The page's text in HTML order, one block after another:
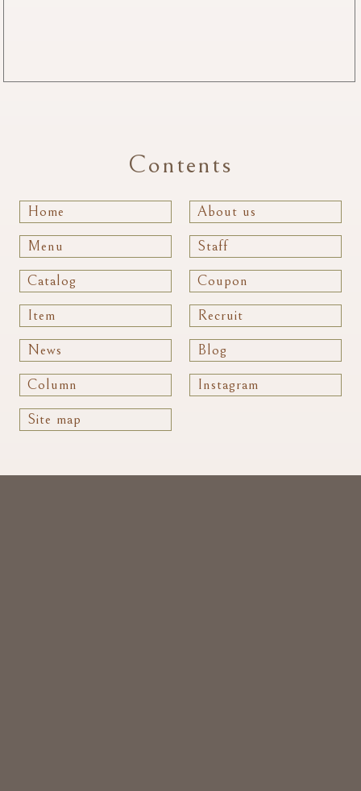
Contents
Home About us
Menu Staff
Catalog Coupon
Item Recruit
News Blog
Column Instagram
Site map